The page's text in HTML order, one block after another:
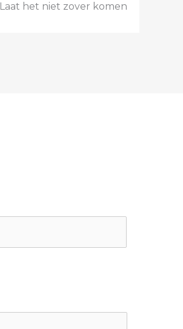
Laat het niet zover komen